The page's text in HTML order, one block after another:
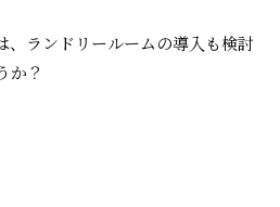
、ランドリールームの導入も検討
か？